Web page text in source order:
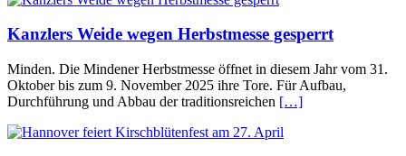
Kanzlers Weide wegen Herbstmesse gesperrt
Minden. Die Mindener Herbstmesse öffnet in diesem Jahr vom 31.
Oktober bis zum 9. November 2025 ihre Tore. Für Aufbau,
Durchführung und Abbau der traditionsreichen […]